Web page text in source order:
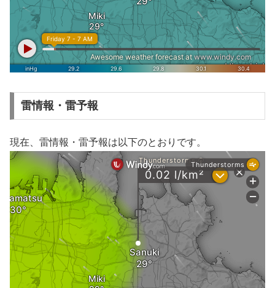
雷情報・雷予報
現在、雷情報・雷予報は以下のとおりです。